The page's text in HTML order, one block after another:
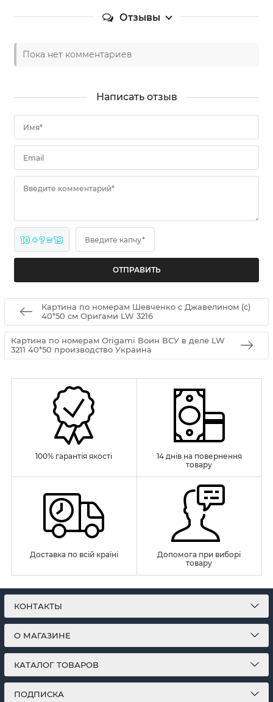
Отзывы
Пока нет комментариев
Написать отзыв
Имя*
Email
Введите комментарий*
10 + ? = 19 Введите капчу*
Картина по номерам Шевченко с Джавелином (c)
40*50 см Оригами LW 3216
Картина по номерам Origamі Воин ВСУ в деле LW
3211 40*50 производство Украина
100% гарантія якості
14 днів на повернення
товару
Доставка по всій країні
Допомога при виборі
товару
КОНТАКТЫ
О МАГАЗИНЕ
КАТАЛОГ ТОВАРОВ
ПОДПИСКА